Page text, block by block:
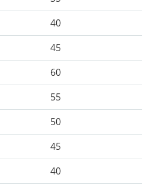
40
45
60
55
50
45
40